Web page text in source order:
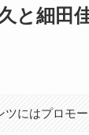
と細田
ツにはプロモ